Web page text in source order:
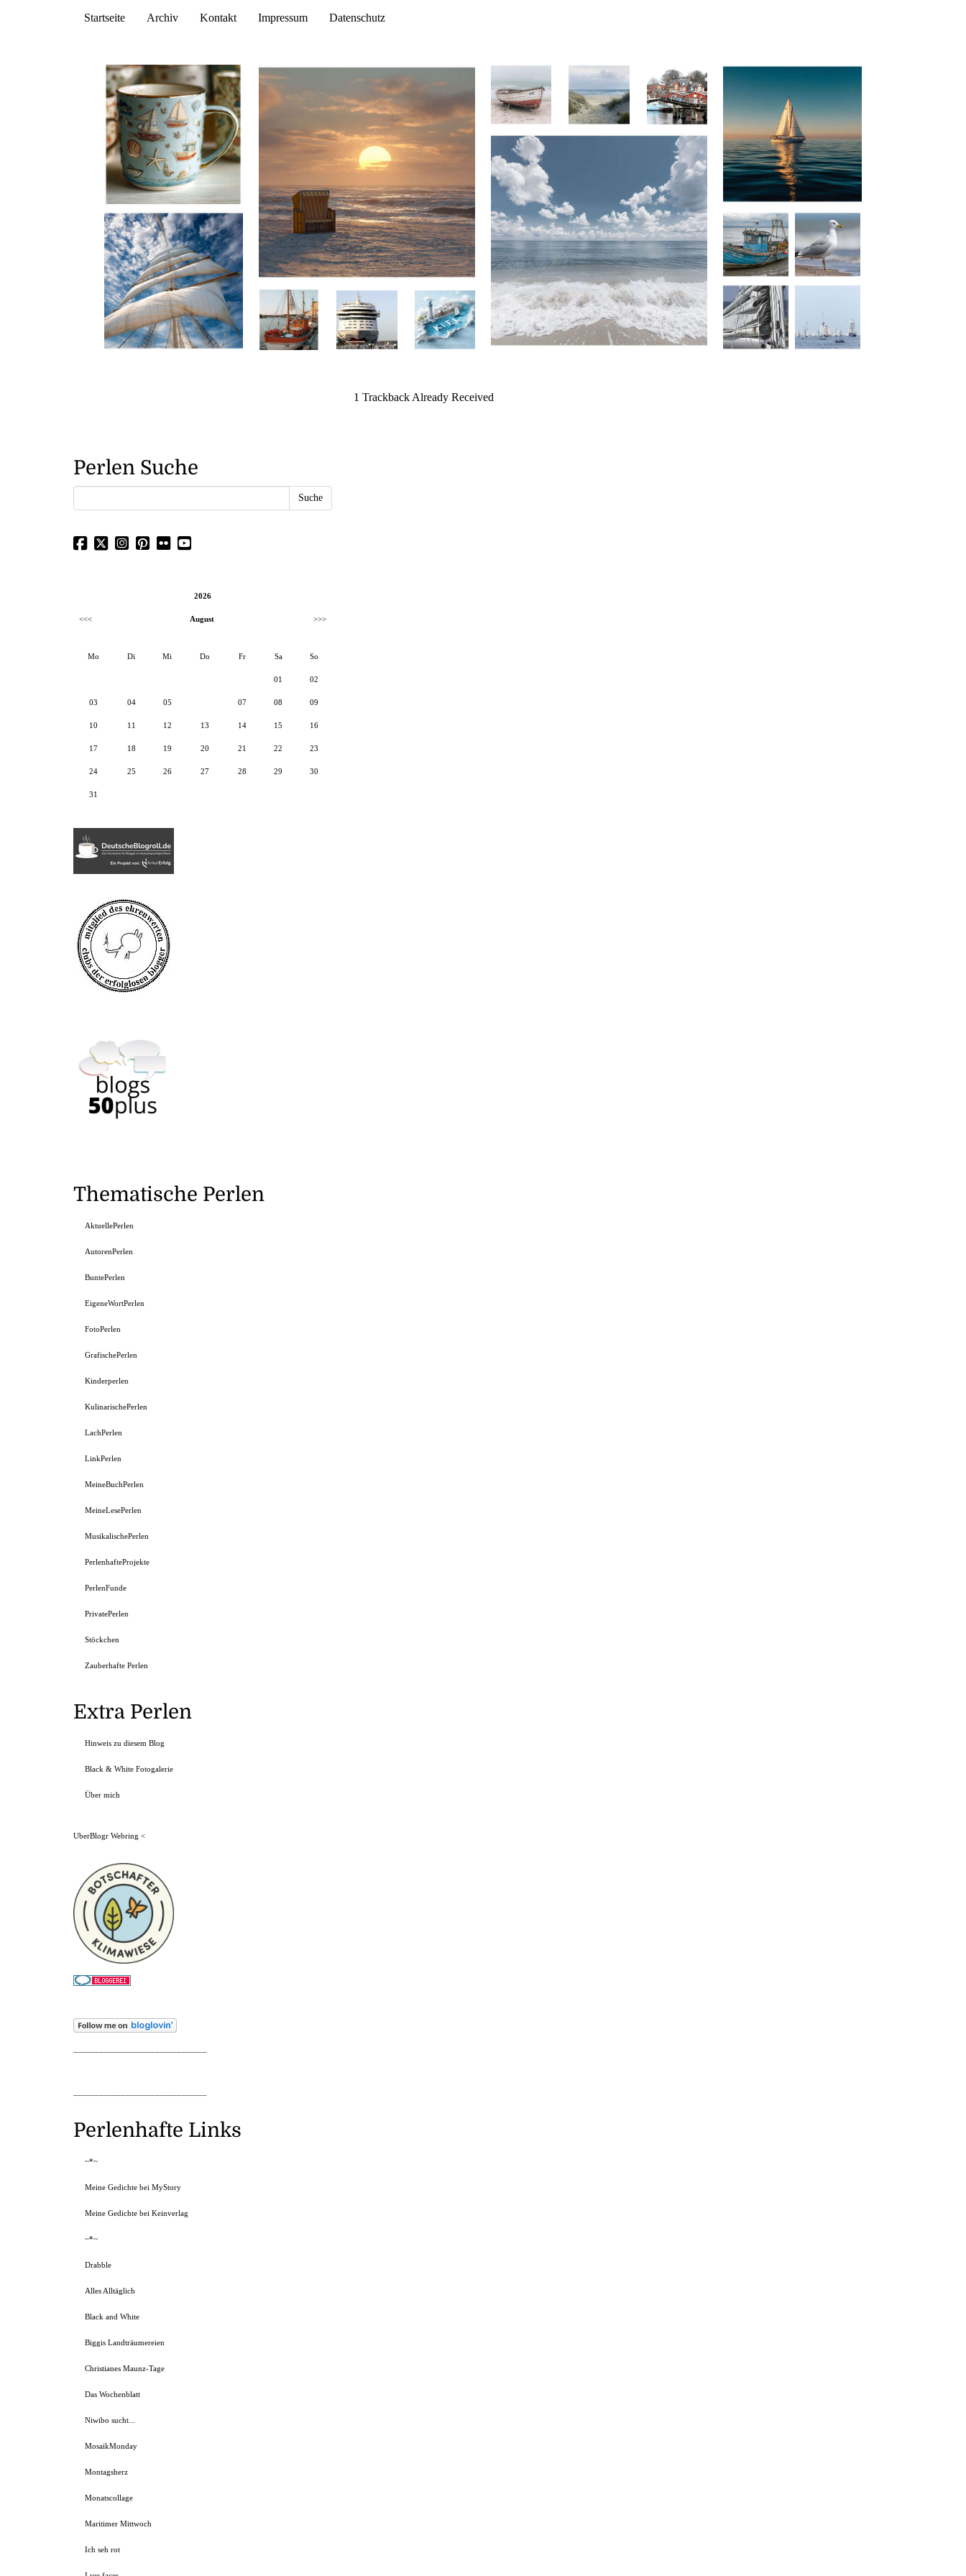
Startseite Archiv Kontakt Impressum Datenschutz
1 Trackback Already Received
Perlen Suche
2026
<<< August >>>
Mo Di Mi Do Fr Sa So
01 02
03 04 05 07 08 09
10 11 12 13 14 15 16
17 18 19 20 21 22 23
24 25 26 27 28 29 30
31
Thematische Perlen
AktuellePerlen
AutorenPerlen
BuntePerlen
EigeneWortPerlen
FotoPerlen
GrafischePerlen
Kinderperlen
KulinarischePerlen
LachPerlen
LinkPerlen
MeineBuchPerlen
MeineLesePerlen
MusikalischePerlen
PerlenhafteProjekte
PerlenFunde
PrivatePerlen
Stöckchen
Zauberhafte Perlen
Extra Perlen
Hinweis zu diesem Blog
Black & White Fotogalerie
Über mich
UberBlogr Webring <
Perlenhafte Links
~*~
Meine Gedichte bei MyStory
Meine Gedichte bei Keinverlag
~*~
Drabble
Alles Alltäglich
Black and White
Biggis Landträumereien
Christianes Maunz-Tage
Das Wochenblatt
Niwibo sucht...
MosaikMonday
Montagsherz
Monatscollage
Maritimer Mittwoch
Ich seh rot